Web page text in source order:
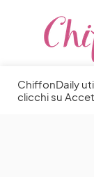
ChiffonDaily
clicchi su